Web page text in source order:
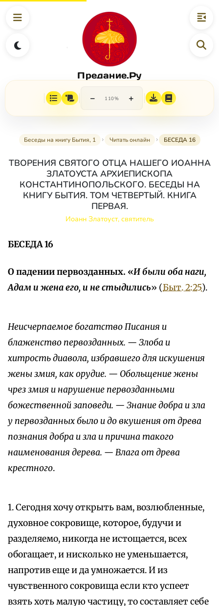
Предание.Ру
− 110% +
Беседы на книгу Бытия, 1 Читать онлайн БЕСЕДА 16
ТВОРЕНИЯ СВЯТОГО ОТЦА НАШЕГО ИОАННА
ЗЛАТОУСТА АРХИЕПИСКОПА
КОНСТАНТИНОПОЛЬСКОГО. БЕСЕДЫ НА
КНИГУ БЫТИЯ. ТОМ ЧЕТВЕРТЫЙ. КНИГА
ПЕРВАЯ.
Иоанн Златоуст, святитель
БЕСЕДА 16
О падении первозданных. «И были оба наги,
Адам и жена его, и не стыдились» (Быт. 2:25).
Неисчерпаемое богатство Писания и
блаженство первозданных. — Злоба и
хитрость диавола, избравшего для искушения
жены змия, как орудие. — Обольщение жены
чрез змия и нарушение первозданными
божественной заповеди. — Знание добра и зла
у первозданных было и до вкушения от древа
познания добра и зла и причина такого
наименования дерева. — Влага от древа
крестного.
1. Сегодня хочу открыть вам, возлюбленные,
духовное сокровище, которое, будучи и
разделяемо, никогда не истощается, всех
обогащает, и нисколько не уменьшается,
напротив еще и да умножается. И из
чувственного сокровища если кто успеет
взять хоть малую частицу, то составляет себе